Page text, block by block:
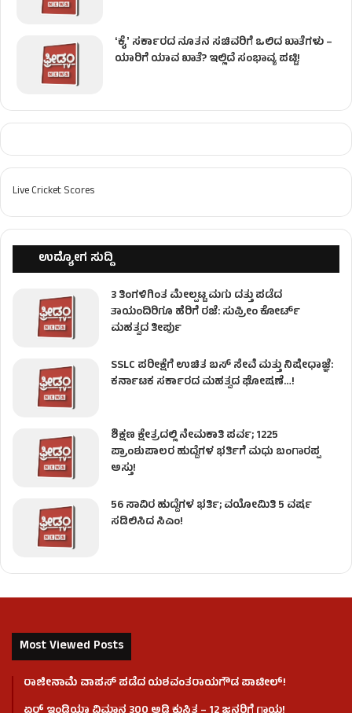
ʻಕೈʼ ಸರ್ಕಾರದ ನೂತನ ಸಚಿವರಿಗೆ ಒಲಿದ ಖಾತೆಗಳು –
ಯಾರಿಗೆ ಯಾವ ಖಾತೆ? ಇಲ್ಲಿದೆ ಸಂಭಾವ್ಯ ಪಟ್ಟಿ!
Live Cricket Scores
ಉದ್ಯೋಗ ಸುದ್ದಿ
3 ತಿಂಗಳಿಗಿಂತ ಮೇಲ್ಪಟ್ಟ ಮಗು ದತ್ತು ಪಡೆದ
ತಾಯಂದಿರಿಗೂ ಹೆರಿಗೆ ರಜೆ: ಸುಪ್ರೀಂ ಕೋರ್ಟ್
ಮಹತ್ವದ ತೀರ್ಪು
SSLC ಪರೀಕ್ಷೆಗೆ ಉಚಿತ ಬಸ್ ಸೇವೆ ಮತ್ತು ನಿಷೇಧಾಜ್ಞೆ:
ಕರ್ನಾಟಕ ಸರ್ಕಾರದ ಮಹತ್ವದ ಘೋಷಣೆ…!
ಶಿಕ್ಷಣ ಕ್ಷೇತ್ರದಲ್ಲಿ ನೇಮಕಾತಿ ಪರ್ವ; 1225
ಪ್ರಾಂಶುಪಾಲರ ಹುದ್ದೆಗಳ ಭರ್ತಿಗೆ ಮಧು ಬಂಗಾರಪ್ಪ
ಅಸ್ತು!
56 ಸಾವಿರ ಹುದ್ದೆಗಳ ಭರ್ತಿ; ವಯೋಮಿತಿ 5 ವರ್ಷ
ಸಡಿಲಿಸಿದ ಸಿಎಂ!
Most Viewed Posts
ರಾಜೀನಾಮೆ ವಾಪಸ್ ಪಡೆದ ಯಶವಂತರಾಯಗೌಡ ಪಾಟೀಲ್‌!